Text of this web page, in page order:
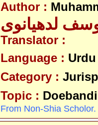
Author :
لدھیانوی
Translator :
Language : Urdu
Category :
Topic : Doebandi
From Non-Shia